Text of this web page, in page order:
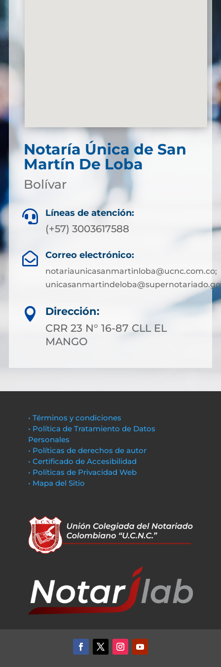
Notaría Única de San
Martín De Loba
Bolívar
 Líneas de atención:
(+57) 3003617588
 Correo electrónico:
notariaunicasanmartinloba@ucnc.com.co;

Dirección:
CRR 23 N° 16-87 CLL EL
MANGO
• Términos y condiciones
• Política de Tratamiento de Datos
Personales
• Políticas de derechos de autor
• Certificado de Accesibilidad
• Políticas de Privacidad Web
• Mapa del Sitio